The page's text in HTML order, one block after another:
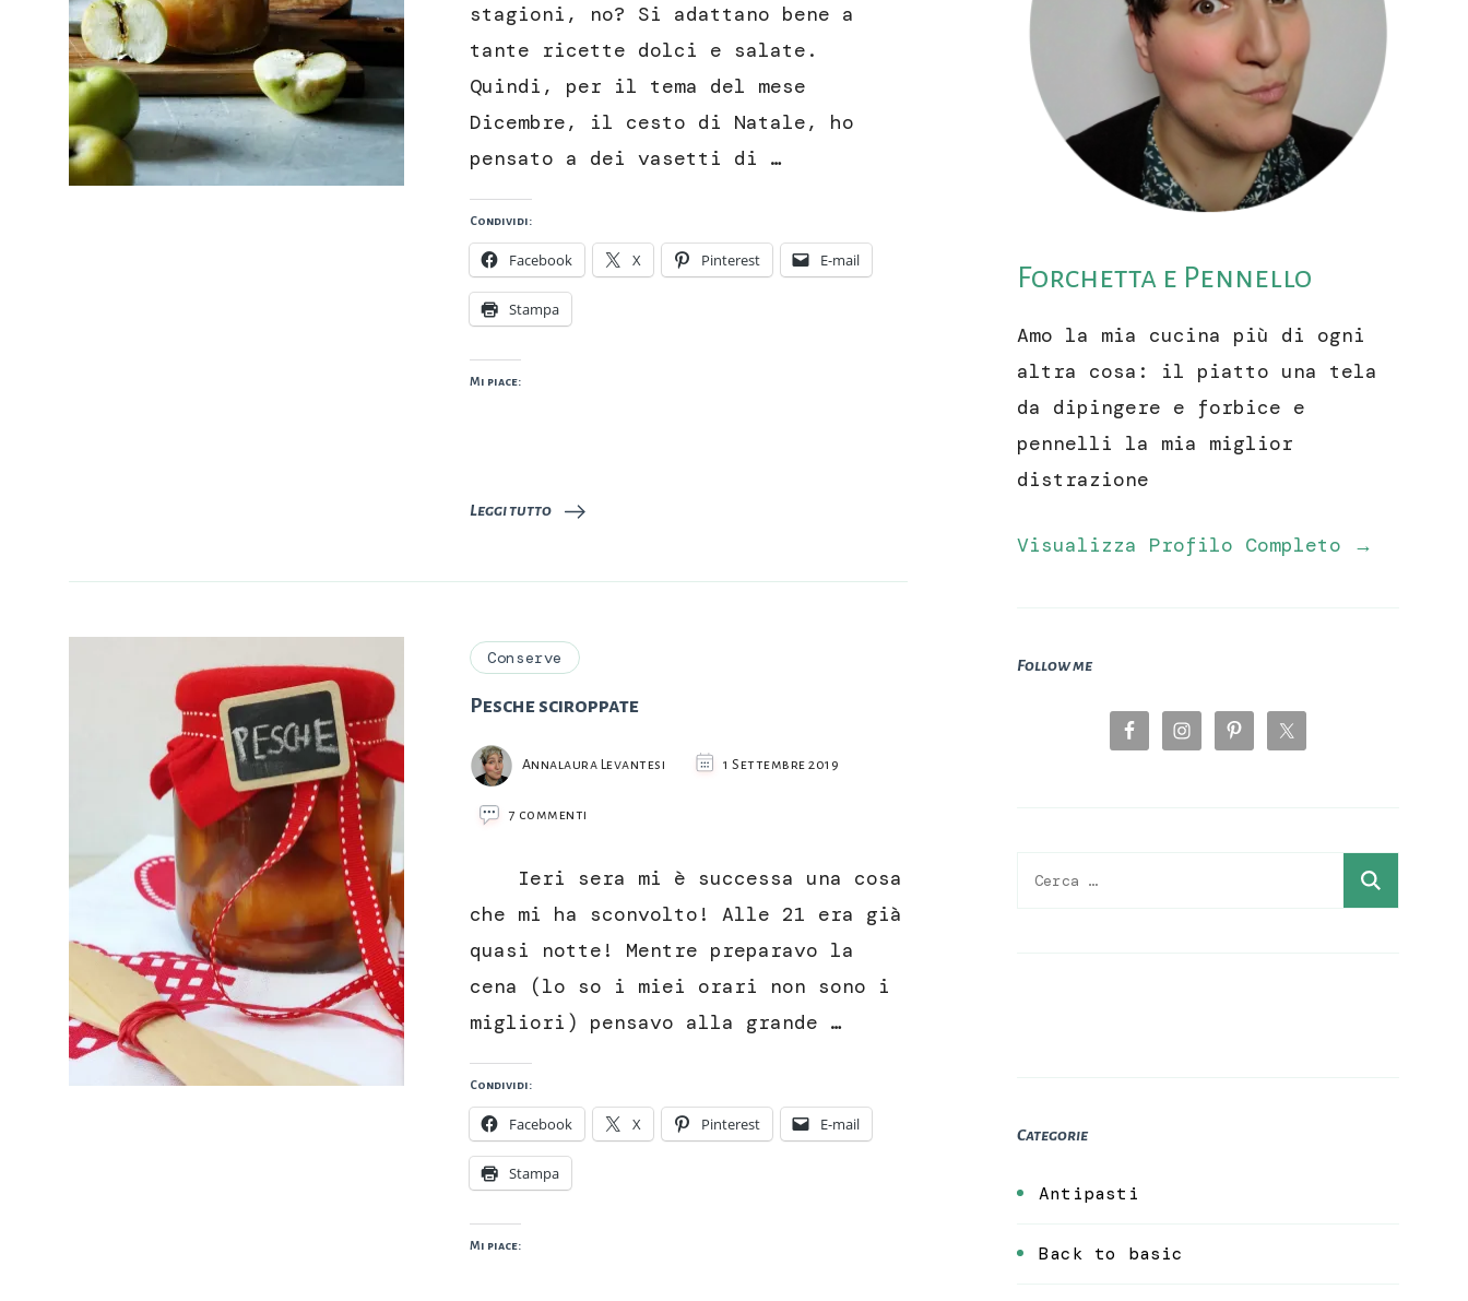
rosa
Sibillini
stagioni, no? Si adattano bene a
tante ricette dolci e salate.
Quindi, per il tema del mese
Dicembre, il cesto di Natale, ho
pensato a dei vasetti di …
Condividi:
Facebook X Pinterest E-mail
Stampa
Mi piace:
Leggi tutto
Conserve
Pesche sciroppate
Annalaura Levantesi 1 Settembre 2019
7 commenti
Ieri sera mi è successa una cosa
che mi ha sconvolto! Alle 21 era già
quasi notte! Mentre preparavo la
cena (lo so i miei orari non sono i
migliori) pensavo alla grande …
Condividi:
Facebook X Pinterest E-mail
Stampa
Mi piace:
Forchetta e Pennello
Amo la mia cucina più di ogni
altra cosa: il piatto una tela
da dipingere e forbice e
pennelli la mia miglior
distrazione
Visualizza Profilo Completo →
Follow me
Ricerca
Categorie
Antipasti
Back to basic